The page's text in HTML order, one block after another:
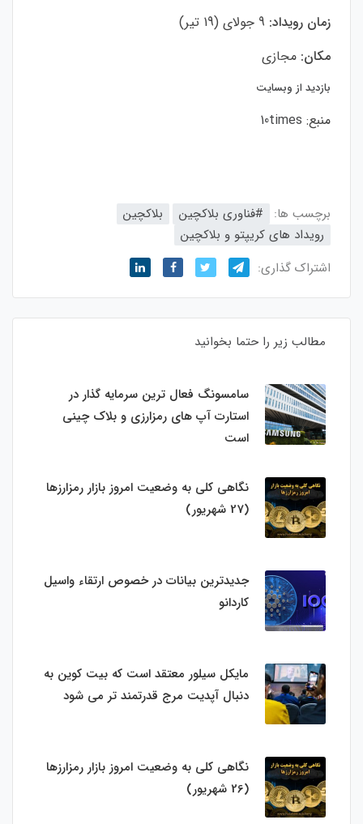
زمان رویداد: 9 جولای (19 تیر)
مکان: مجازی
بازدید از وبسایت
منبع: 10times
برچسب ها: #فناوری بلاکچین
بلاکچین
رویداد های کریپتو و بلاکچین
اشتراک گذاری:
مطالب زیر را حتما بخوانید
سامسونگ فعال‌ ترین سرمایه‌ گذار در
استارت‌ آپ‌ های رمزارزی و بلاک چینی
است
نگاهی کلی به وضعیت امروز بازار رمزارزها
(27 شهریور)
جدیدترین بیانات در خصوص ارتقاء واسیل
کاردانو
مایکل سیلور معتقد است که بیت کوین به
دنبال آپدیت مرج قدرتمند تر می شود
نگاهی کلی به وضعیت امروز بازار رمزارزها
(26 شهریور)